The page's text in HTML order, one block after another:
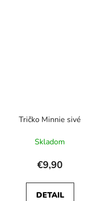
Tričko Minnie sivé
Skladom
€9,90
DETAIL